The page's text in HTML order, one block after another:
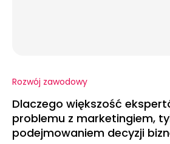
Rozwój zawodowy
Dlaczego większość
problemu z marketingiem,
podejmowaniem decyzji